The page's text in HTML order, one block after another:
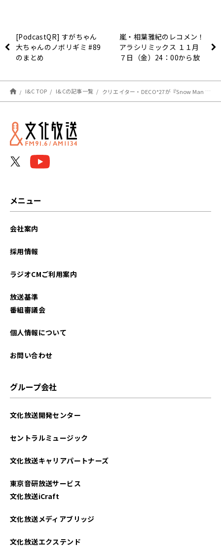
[PodcastQR] すがちゃん
大ちゃんのノボリギミ #89
のまとめ
嵐・相葉雅紀のレコメン！
アラシリミックス １１月
７日（金）24：00から放
I&C TOP I&Cの記事一覧 クリエイター・DECO*27が『Snow Man 佐久間大介の待って、無理、しんどい、、』に初登場！ Snow Manに提供した楽曲の裏話もトーク
メニュー
会社案内
採用情報
ラジオCMご利用案内
放送基準
番組審議会
個人情報について
お問い合わせ
グループ会社
文化放送開発センター
セントラルミュージック
文化放送キャリアパートナーズ
東京音研放送サービス
文化放送iCraft
文化放送メディアブリッジ
文化放送エクステンド